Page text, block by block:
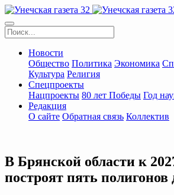
Новости
Общество Политика Экономика
Культура Религия
Спецпроекты
Нацпроекты 80 лет Победы Год
Редакция
О сайте Обратная связь Коллектив
В Брянской области к
построят пять полигонов